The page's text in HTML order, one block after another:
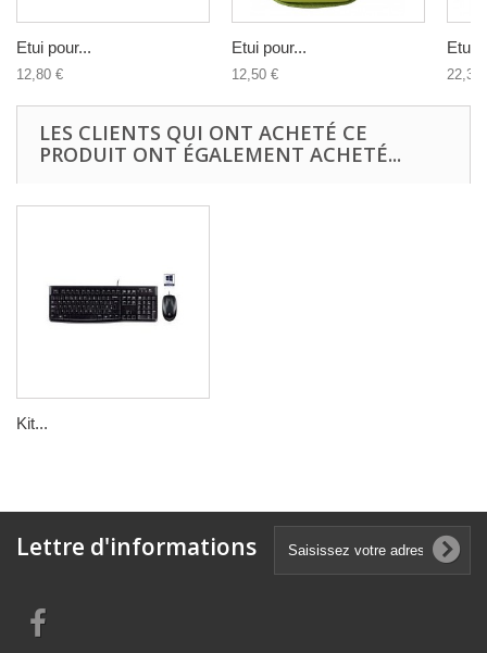
Etui pour...
12,80 €
Etui pour...
12,50 €
Etui
22,32
LES CLIENTS QUI ONT ACHETÉ CE
PRODUIT ONT ÉGALEMENT ACHETÉ...
Kit...
Lettre d'informations